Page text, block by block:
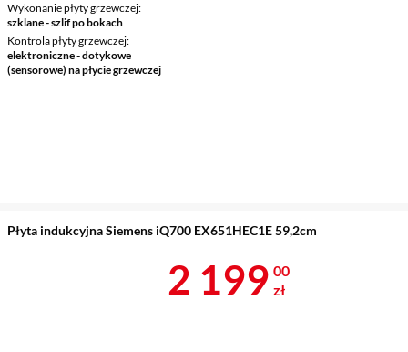
Wykonanie płyty grzewczej
szklane - szlif po bokach
Kontrola płyty grzewczej
elektroniczne - dotykowe
(sensorowe) na płycie grzewczej
Płyta indukcyjna Siemens iQ700 EX651HEC1E 59,2cm
Cena 2 199 zł
2 199 00
zł